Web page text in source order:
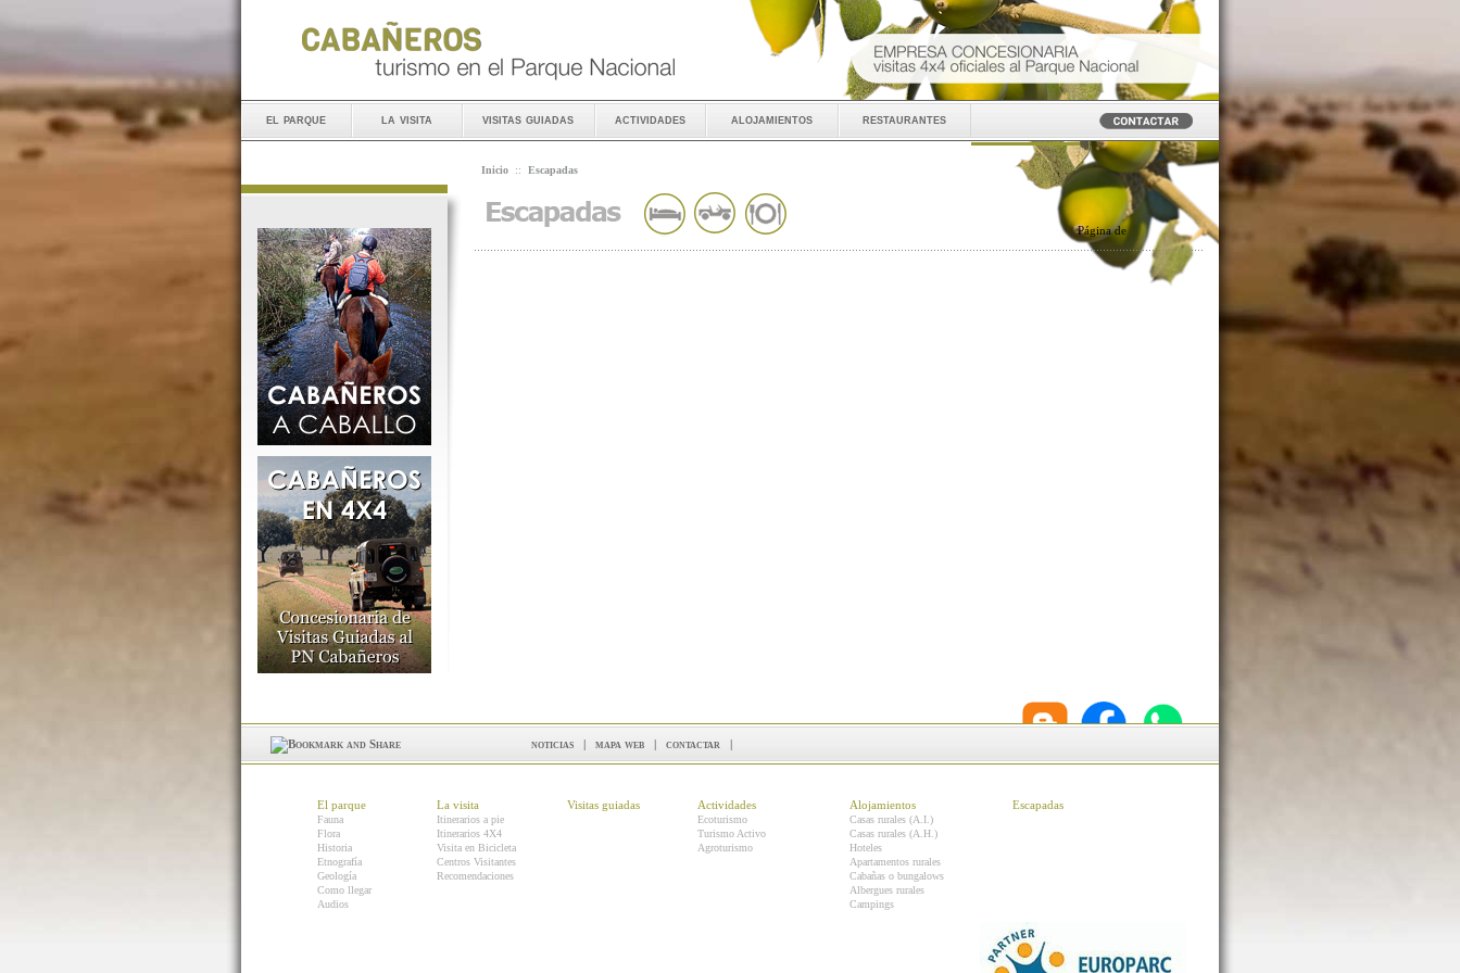
el parque la visita visitas guiadas actividades alojamientos restaurantes
Inicio :: Escapadas
Páginade
noticias | mapa web | contactar |
El parque
Fauna
Flora
Historia
Etnografía
Geología
Como llegar
Audios
La visita
Itinerarios a pie
Itinerarios 4X4
Visita en Bicicleta
Centros Visitantes
Recomendaciones
Visitas guiadas Actividades
Ecoturismo
Turismo Activo
Agroturismo
Alojamientos
Casas rurales (A.I.)
Casas rurales (A.H.)
Hoteles
Apartamentos rurales
Cabañas o bungalows
Albergues rurales
Campings
Escapadas